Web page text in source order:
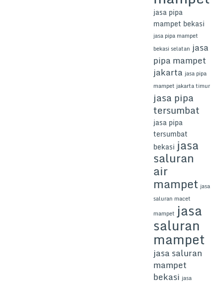
jasa pipa
mampet bekasi
jasa pipa mampet
bekasi selatan jasa
pipa mampet
jakarta jasa pipa
mampet jakarta timur
jasa pipa
tersumbat
jasa pipa
tersumbat
bekasi jasa
saluran
air
mampet jasa
saluran macet
mampet jasa
saluran
mampet
jasa saluran
mampet
bekasi jasa